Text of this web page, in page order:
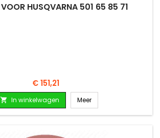
VOOR HUSQVARNA 501 65 85 71
Prijs
€ 151,21
 In winkelwagen Meer